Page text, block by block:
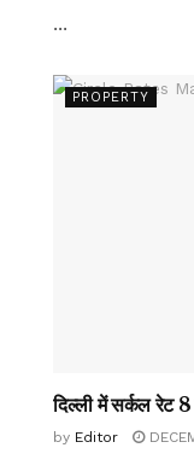
...
PROPERTY
दिल्ली में सर्कल रेट
by Editor